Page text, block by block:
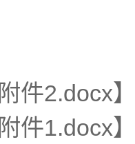
附件2.docx
附件1.docx